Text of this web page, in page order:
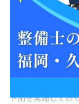
吉井町新治での
にも一工夫が必
の時期は、車が汚
洗車できる工夫が
例えば、スプレー
ト剤を常備してお